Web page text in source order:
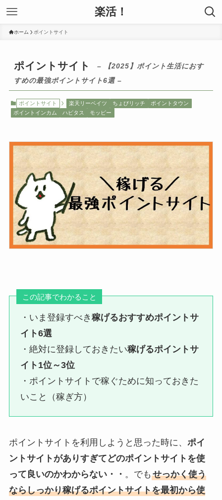
楽活！
ホーム ポイントサイト
ポイントサイト
– 【2025】ポイント生活におす
すめの最強ポイントサイト6選 –
ポイントサイト 楽天リーベイツ ちょびリッチ
ポイントタウン
ポイントインカム
ハピタス モッピー
この記事でわかること
・いま登録すべき稼げるおすすめポイントサ
イト6選
・絶対に登録しておきたい稼げるポイントサ
イト1位～3位
・ポイントサイトで稼ぐために知っておきた
いこと（稼ぎ方）
ポイントサイトを利用しようと思った時に、 ポイ
ントサイトがありすぎてどのポイントサイトを使
って良いのかわからない・・ 。でも せっかく使う
ならしっかり稼げるポイントサイトを最初から使